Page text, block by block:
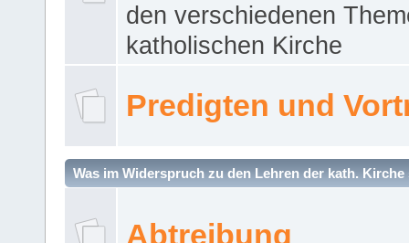
den verschiedenen
katholischen Kirche
Predigten und
Was im Widerspruch zu den Lehren der kath. Kirche
Abtreibung